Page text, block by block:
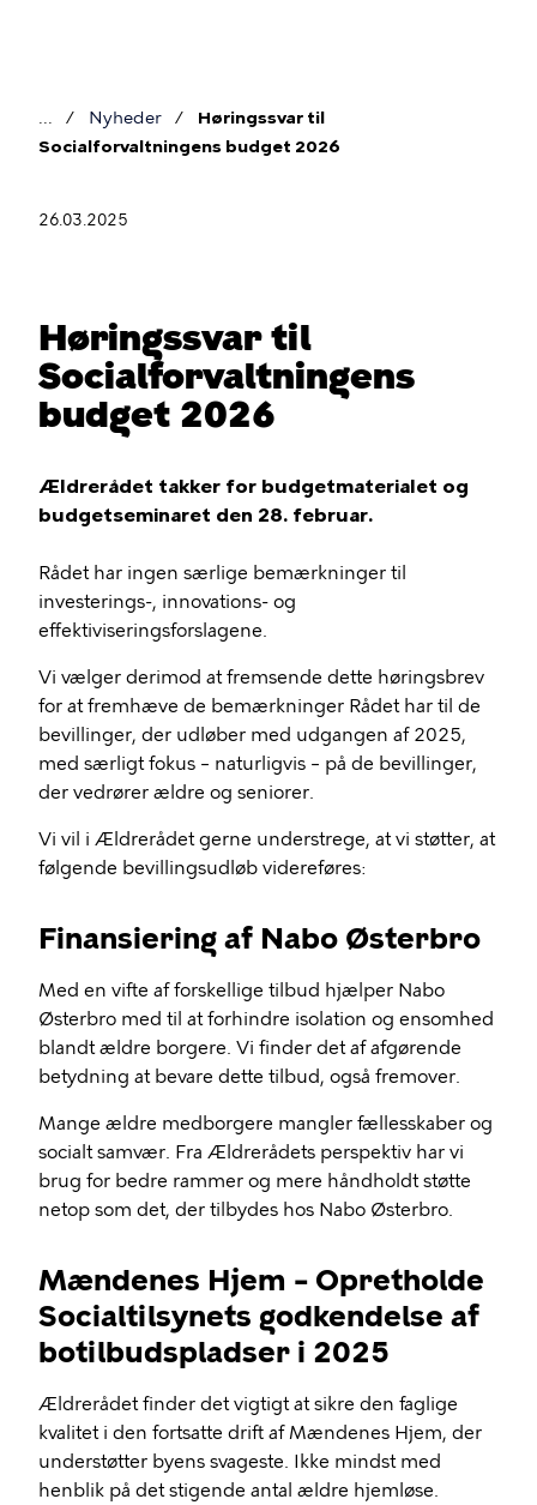
Brødkrumme
Nyheder
Høringssvar til
Socialforvaltningens budget 2026
26.03.2025
Høringssvar til
Socialforvaltningens
budget 2026
Ældrerådet takker for budgetmaterialet og
budgetseminaret den 28. februar.
Rådet har ingen særlige bemærkninger til
investerings-, innovations- og
effektiviseringsforslagene.
Vi vælger derimod at fremsende dette høringsbrev
for at fremhæve de bemærkninger Rådet har til de
bevillinger, der udløber med udgangen af 2025,
med særligt fokus – naturligvis – på de bevillinger,
der vedrører ældre og seniorer.
Vi vil i Ældrerådet gerne understrege, at vi støtter, at
følgende bevillingsudløb videreføres:
Finansiering af Nabo Østerbro
Med en vifte af forskellige tilbud hjælper Nabo
Østerbro med til at forhindre isolation og ensomhed
blandt ældre borgere. Vi finder det af afgørende
betydning at bevare dette tilbud, også fremover.
Mange ældre medborgere mangler fællesskaber og
socialt samvær. Fra Ældrerådets perspektiv har vi
brug for bedre rammer og mere håndholdt støtte
netop som det, der tilbydes hos Nabo Østerbro.
Mændenes Hjem – Opretholde
Socialtilsynets godkendelse af
botilbudspladser i 2025
Ældrerådet finder det vigtigt at sikre den faglige
kvalitet i den fortsatte drift af Mændenes Hjem, der
understøtter byens svageste. Ikke mindst med
henblik på det stigende antal ældre hjemløse.